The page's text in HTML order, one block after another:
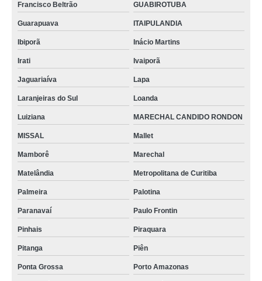
Francisco Beltrão GUABIROTUBA
Guarapuava ITAIPULANDIA
Ibiporã Inácio Martins
Irati Ivaiporã
Jaguariaíva Lapa
Laranjeiras do Sul Loanda
Luiziana MARECHAL CANDIDO RONDON
MISSAL Mallet
Mamborê Marechal
Matelândia Metropolitana de Curitiba
Palmeira Palotina
Paranavaí Paulo Frontin
Pinhais Piraquara
Pitanga Piên
Ponta Grossa Porto Amazonas